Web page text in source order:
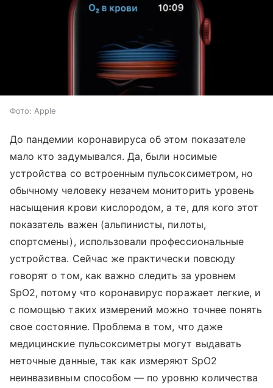
Фото: Apple
До пандемии коронавируса об этом показателе
мало кто задумывался. Да, были носимые
устройства со встроенным пульсоксиметром, но
обычному человеку незачем мониторить уровень
насыщения крови кислородом, а те, для кого этот
показатель важен (альпинисты, пилоты,
спортсмены), использовали профессиональные
устройства. Сейчас же практически повсюду
говорят о том, как важно следить за уровнем
SpO2, потому что коронавирус поражает легкие, и
с помощью таких измерений можно точнее понять
свое состояние. Проблема в том, что даже
медицинские пульсоксиметры могут выдавать
неточные данные, так как измеряют SpO2
неинвазивным способом — по уровню количества